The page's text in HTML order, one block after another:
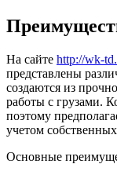
На сайте http://wk-
представлены
создаются из
работы с грузами.
поэтому
учетом
Основные